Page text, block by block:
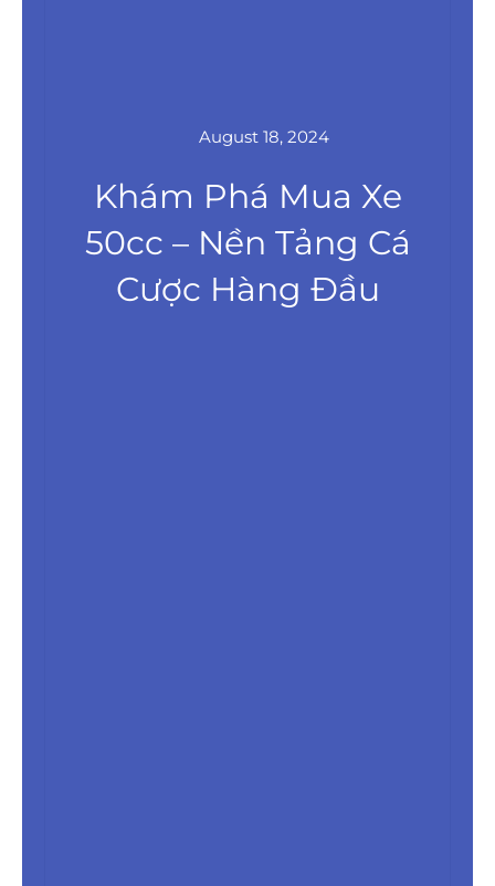
August 18, 2024
Khám Phá Mua Xe
50cc – Nền Tảng Cá
Cược Hàng Đầu